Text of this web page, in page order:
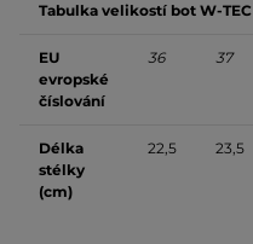
Tabulka velikostí bot W-TEC
EU
evropské
číslování
36 37
Délka
stélky
(cm)
22,5 23,5